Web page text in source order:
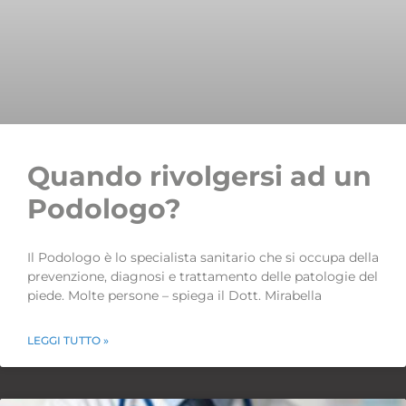
Quando rivolgersi ad un
Podologo?
Il Podologo è lo specialista sanitario che si occupa della
prevenzione, diagnosi e trattamento delle patologie del
piede. Molte persone – spiega il Dott. Mirabella
LEGGI TUTTO »